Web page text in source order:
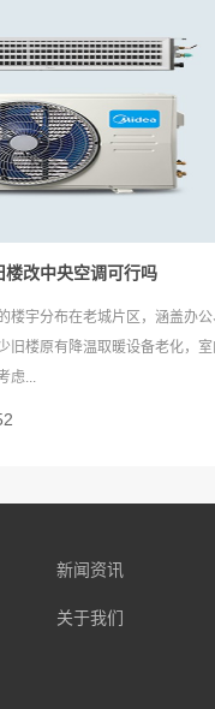
楼改中央空调可行吗
楼宇分布在老城片区，涵盖办
旧楼原有降温取暖设备老化，
虑...
新闻资讯
关于我们